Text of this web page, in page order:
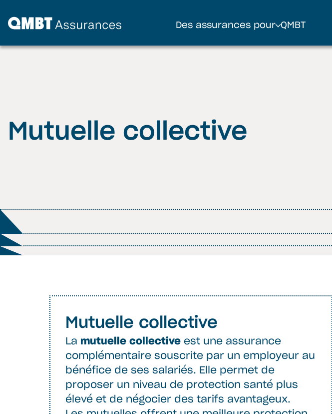
Des assurances pour QMBT
Mutuelle collective
Mutuelle collective
La mutuelle collective est une assurance
complémentaire souscrite par un employeur au
bénéfice de ses salariés. Elle permet de
proposer un niveau de protection santé plus
élevé et de négocier des tarifs avantageux.